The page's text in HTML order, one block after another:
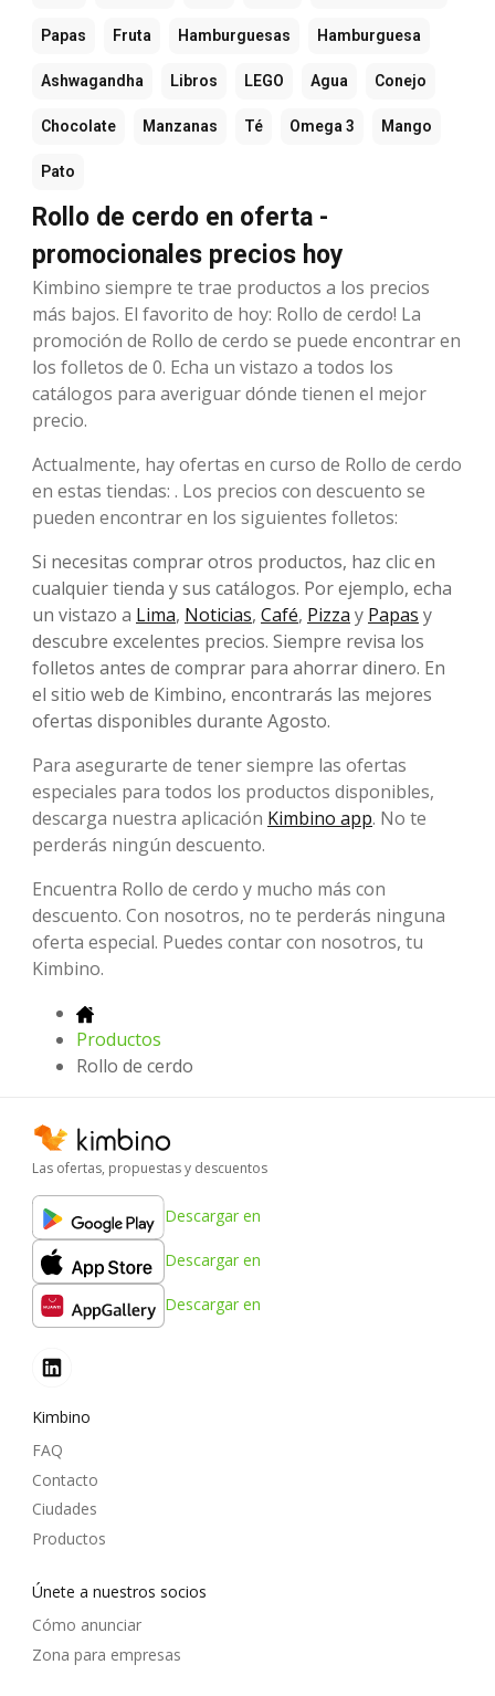
Papas Fruta Hamburguesas Hamburguesa
Ashwagandha Libros LEGO Agua Conejo
Chocolate Manzanas Té Omega 3 Mango
Pato
Rollo de cerdo en oferta -
promocionales precios hoy
Kimbino siempre te trae productos a los precios
más bajos. El favorito de hoy: Rollo de cerdo! La
promoción de Rollo de cerdo se puede encontrar en
los folletos de 0. Echa un vistazo a todos los
catálogos para averiguar dónde tienen el mejor
precio.
Actualmente, hay ofertas en curso de Rollo de cerdo
en estas tiendas: . Los precios con descuento se
pueden encontrar en los siguientes folletos:
Si necesitas comprar otros productos, haz clic en
cualquier tienda y sus catálogos. Por ejemplo, echa
un vistazo a Lima, Noticias, Café, Pizza y Papas y
descubre excelentes precios. Siempre revisa los
folletos antes de comprar para ahorrar dinero. En
el sitio web de Kimbino, encontrarás las mejores
ofertas disponibles durante Agosto.
Para asegurarte de tener siempre las ofertas
especiales para todos los productos disponibles,
descarga nuestra aplicación Kimbino app. No te
perderás ningún descuento.
Encuentra Rollo de cerdo y mucho más con
descuento. Con nosotros, no te perderás ninguna
oferta especial. Puedes contar con nosotros, tu
Kimbino.
Productos
Rollo de cerdo
Las ofertas, propuestas y descuentos
Descargar en
Descargar en
Descargar en
Kimbino
FAQ
Contacto
Ciudades
Productos
Únete a nuestros socios
Cómo anunciar
Zona para empresas